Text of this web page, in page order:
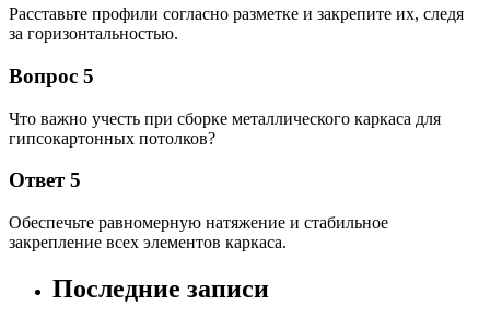
Расставьте профили согласно разметке и закрепите их, следя
за горизонтальностью.
Вопрос 5
Что важно учесть при сборке металлического каркаса для
гипсокартонных потолков?
Ответ 5
Обеспечьте равномерную натяжение и стабильное
закрепление всех элементов каркаса.
Последние записи